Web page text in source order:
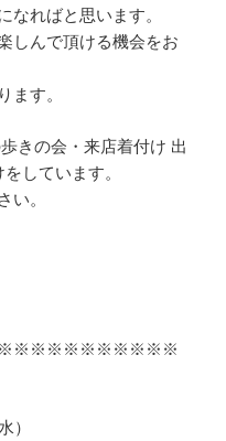
なればと思います。
しんで頂ける機会をお
ます。
きの会・来店着付け 出
しています。
い。
）